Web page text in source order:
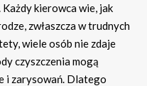
kierowca wie, jak
zwłaszcza w trudnych
wiele osób nie zdaje
czyszczenia mogą
i zarysowań. Dlatego